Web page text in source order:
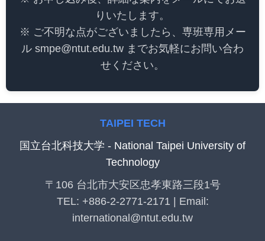
りいたします。
※ ご不明な点がございましたら、専班専用メー
ル smpe@ntut.edu.tw までお気軽にお問い合わ
せください。
TAIPEI TECH
国立台北科技大学 - National Taipei University of
Technology
〒106 台北市大安区忠孝東路三段1号
TEL: +886-2-2771-2171 | Email:
international@ntut.edu.tw